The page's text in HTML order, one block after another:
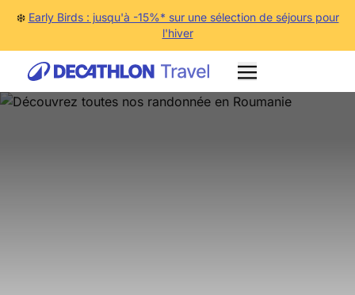
❄️ Early Birds : jusqu'à -15%* sur une sélection de séjours pour
l'hiver